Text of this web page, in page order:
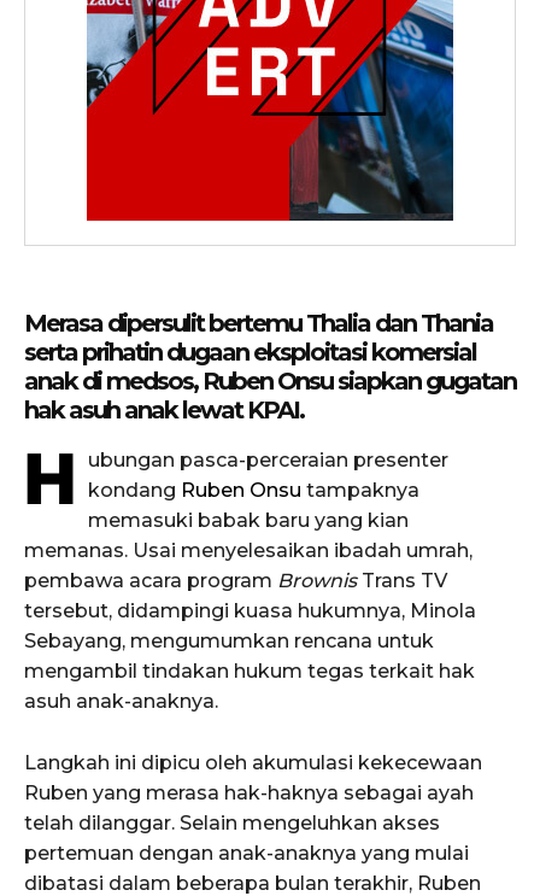
Merasa dipersulit bertemu Thalia dan Thania
serta prihatin dugaan eksploitasi komersial
anak di medsos, Ruben Onsu siapkan gugatan
hak asuh anak lewat KPAI.
H
ubungan pasca-perceraian presenter
kondang Ruben Onsu tampaknya
memasuki babak baru yang kian
memanas. Usai menyelesaikan ibadah umrah,
pembawa acara program BrownisTrans TV
tersebut, didampingi kuasa hukumnya, Minola
Sebayang, mengumumkan rencana untuk
mengambil tindakan hukum tegas terkait hak
asuh anak-anaknya.
Langkah ini dipicu oleh akumulasi kekecewaan
Ruben yang merasa hak-haknya sebagai ayah
telah dilanggar. Selain mengeluhkan akses
pertemuan dengan anak-anaknya yang mulai
dibatasi dalam beberapa bulan terakhir, Ruben